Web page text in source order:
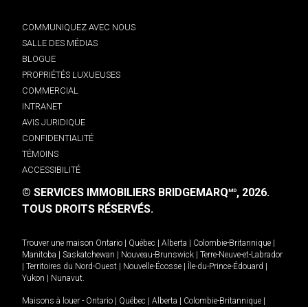
COMMUNIQUEZ AVEC NOUS
SALLE DES MÉDIAS
BLOGUE
PROPRIÉTÉS LUXUEUSES
COMMERCIAL
INTRANET
AVIS JURIDIQUE
CONFIDENTIALITÉ
TÉMOINS
ACCESSIBILITÉ
© SERVICES IMMOBILIERS BRIDGEMARQMD, 2026.
TOUS DROITS RÉSERVÉS.
Trouver une maison Ontario Québec Alberta Colombie-Britannique
Manitoba
Saskatchewan Nouveau-Brunswick
Terre-Neuve-et-Labrador
Territoires du Nord-Ouest Nouvelle-Écosse Île-du-Prince-Édouard
Yukon
Nunavut.
Maisons à louer - Ontario Québec Alberta Colombie-Britannique